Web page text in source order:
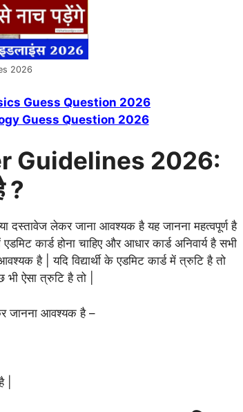
2026
Guess Question 2026
Guess Question 2026
Guidelines 2026:
?
क्या दस्तावेज लेकर जाना आवश्यक है यह जानना महत्वपूर्ण है
कार्ड होना चाहिए और आधार कार्ड अनिवार्य है सभी
है | यदि विद्यार्थी के एडमिट कार्ड में त्रुटि है तो
ऐसा त्रुटि है तो |
जानना आवश्यक है –